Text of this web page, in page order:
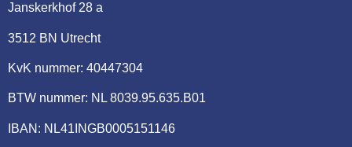
Janskerkhof 28 a
3512 BN Utrecht
KvK nummer: 40447304
BTW nummer: NL 8039.95.635.B01
IBAN: NL41INGB0005151146